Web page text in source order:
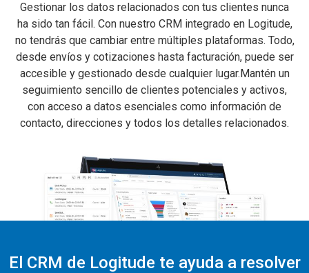
Gestionar los datos relacionados con tus clientes nunca
ha sido tan fácil. Con nuestro CRM integrado en Logitude,
no tendrás que cambiar entre múltiples plataformas. Todo,
desde envíos y cotizaciones hasta facturación, puede ser
accesible y gestionado desde cualquier lugar.Mantén un
seguimiento sencillo de clientes potenciales y activos,
con acceso a datos esenciales como información de
contacto, direcciones y todos los detalles relacionados.
El CRM de Logitude te ayuda a resolver